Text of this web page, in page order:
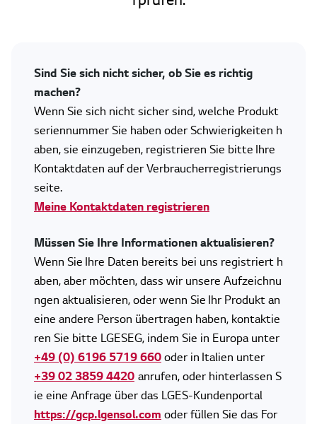
Sind Sie sich nicht sicher, ob Sie es richtig
machen?
Wenn Sie sich nicht sicher sind, welche Produkt
seriennummer Sie haben oder Schwierigkeiten h
aben, sie einzugeben, registrieren Sie bitte Ihre
Kontaktdaten auf der Verbraucherregistrierungs
seite.
Meine Kontaktdaten registrieren
Müssen Sie Ihre Informationen aktualisieren?
Wenn Sie Ihre Daten bereits bei uns registriert h
aben, aber möchten, dass wir unsere Aufzeichnu
ngen aktualisieren, oder wenn Sie Ihr Produkt an
eine andere Person übertragen haben, kontaktie
ren Sie bitte LGESEG, indem Sie in Europa unter
+49 (0) 6196 5719 660 oder in Italien unter
+39 02 3859 4420 anrufen, oder hinterlassen S
ie eine Anfrage über das LGES-Kundenportal
https://gcp.lgensol.com oder füllen Sie das For